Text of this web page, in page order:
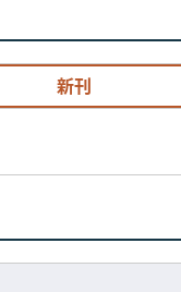
新刊